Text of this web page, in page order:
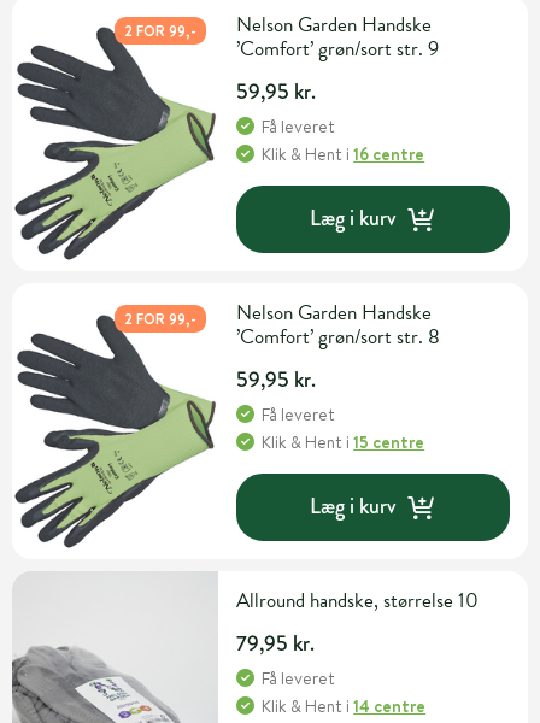
2 FOR 99,-
Nelson Garden Handske
’Comfort’ grøn/sort str. 9
59,95 kr.
Få leveret
Klik & Hent i16 centre
Læg i kurv
2 FOR 99,-
Nelson Garden Handske
’Comfort’ grøn/sort str. 8
59,95 kr.
Få leveret
Klik & Hent i15 centre
Læg i kurv
Allround handske, størrelse 10
79,95 kr.
Få leveret
Klik & Hent i14 centre